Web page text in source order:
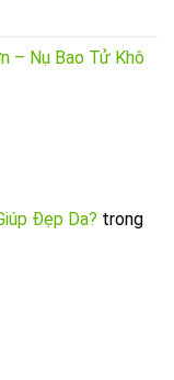
– Nụ Bao Tử Khô
Đẹp Da? trong